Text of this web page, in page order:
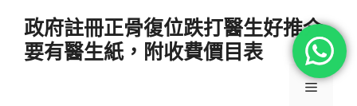
政府註冊正骨復位跌打醫生好推介
要有醫生紙，附收費價目表
選